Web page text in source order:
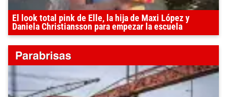
El look total pink de Elle, la hija de Maxi López y
Daniela Christiansson para empezar la escuela